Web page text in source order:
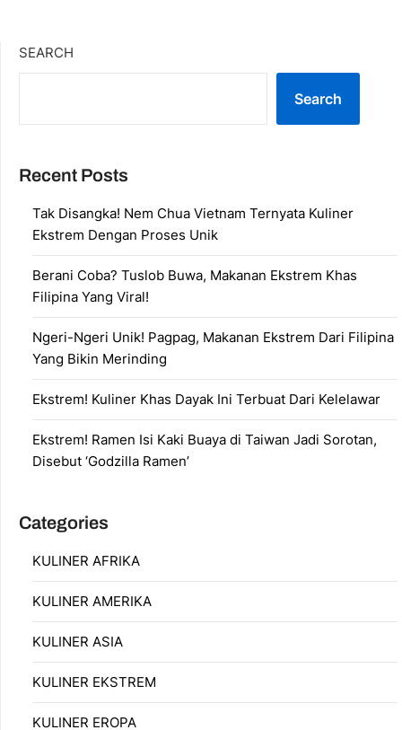
SEARCH
Search
Recent Posts
Tak Disangka! Nem Chua Vietnam Ternyata Kuliner
Ekstrem Dengan Proses Unik
Berani Coba? Tuslob Buwa, Makanan Ekstrem Khas
Filipina Yang Viral!
Ngeri-Ngeri Unik! Pagpag, Makanan Ekstrem Dari Filipina
Yang Bikin Merinding
Ekstrem! Kuliner Khas Dayak Ini Terbuat Dari Kelelawar
Ekstrem! Ramen Isi Kaki Buaya di Taiwan Jadi Sorotan,
Disebut ‘Godzilla Ramen’
Categories
KULINER AFRIKA
KULINER AMERIKA
KULINER ASIA
KULINER EKSTREM
KULINER EROPA